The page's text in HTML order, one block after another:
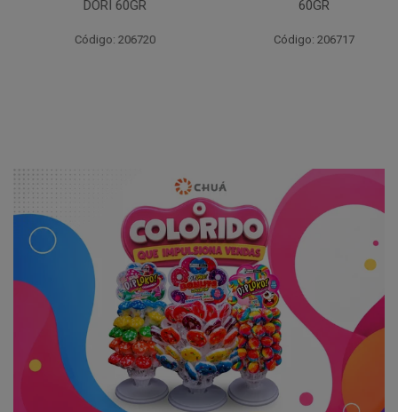
DORI 60GR
Código: 206720
60GR
Código: 206717